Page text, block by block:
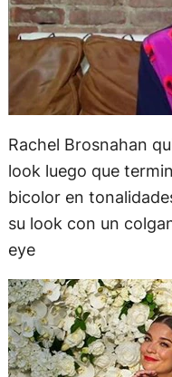
Rachel Brosnahan
look luego que
bicolor en
su look con un
eye